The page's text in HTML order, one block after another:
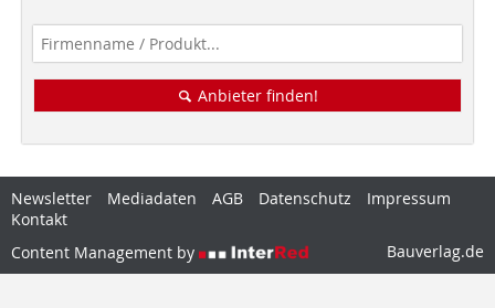
Anbieter finden!
Newsletter Mediadaten AGB Datenschutz
Impressum
Kontakt
Content Management by
Bauverlag.de